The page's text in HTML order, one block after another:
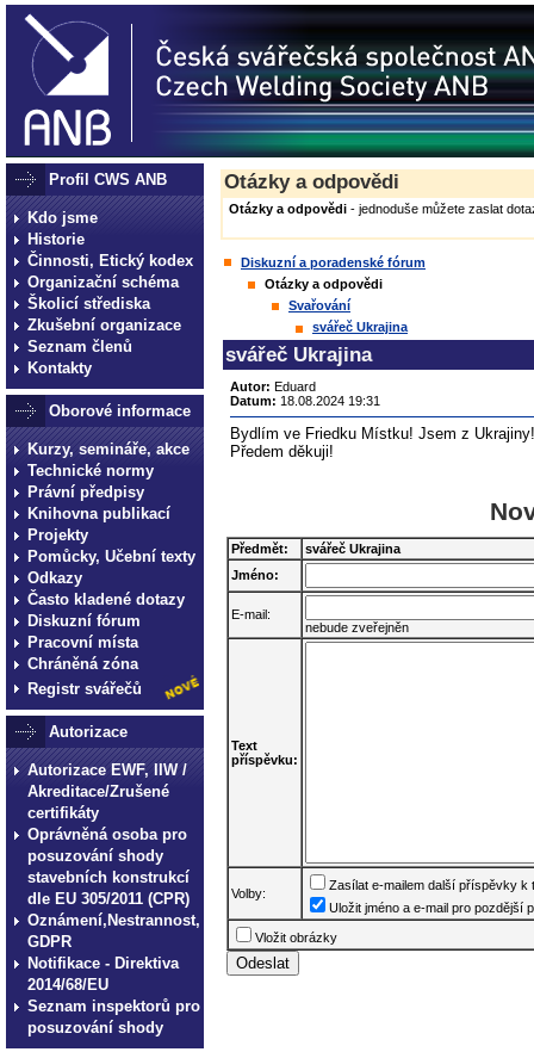
Profil CWS ANB
Kdo jsme
Historie
Činnosti, Etický kodex
Organizační schéma
Školicí střediska
Zkušební organizace
Seznam členů
Kontakty
Oborové informace
Kurzy, semináře, akce
Technické normy
Právní předpisy
Knihovna publikací
Projekty
Pomůcky, Učební texty
Odkazy
Často kladené dotazy
Diskuzní fórum
Pracovní místa
Chráněná zóna
Registr svářečů
Autorizace
Autorizace EWF, IIW /
Akreditace/Zrušené
certifikáty
Oprávněná osoba pro
posuzování shody
stavebních konstrukcí
dle EU 305/2011 (CPR)
Oznámení,Nestrannost,
GDPR
Notifikace - Direktiva
2014/68/EU
Seznam inspektorů pro
posuzování shody
Otázky a odpovědi
Otázky a odpovědi - jednoduše můžete zaslat
Diskuzní a poradenské fórum
Otázky a odpovědi
Svařování
svářeč Ukrajina
svářeč Ukrajina
Autor: Eduard
Datum: 18.08.2024 19:31
Bydlím ve Friedku Místku! Jsem z
Předem děkuji!
Předmět:
svářeč Ukrajina
Jméno:
E-mail:
nebude zveřejněn
Text
příspěvku:
Volby:
Zasílat e-mailem další příspěvky k
Uložit jméno a e-mail pro pozdější
Vložit obrázky